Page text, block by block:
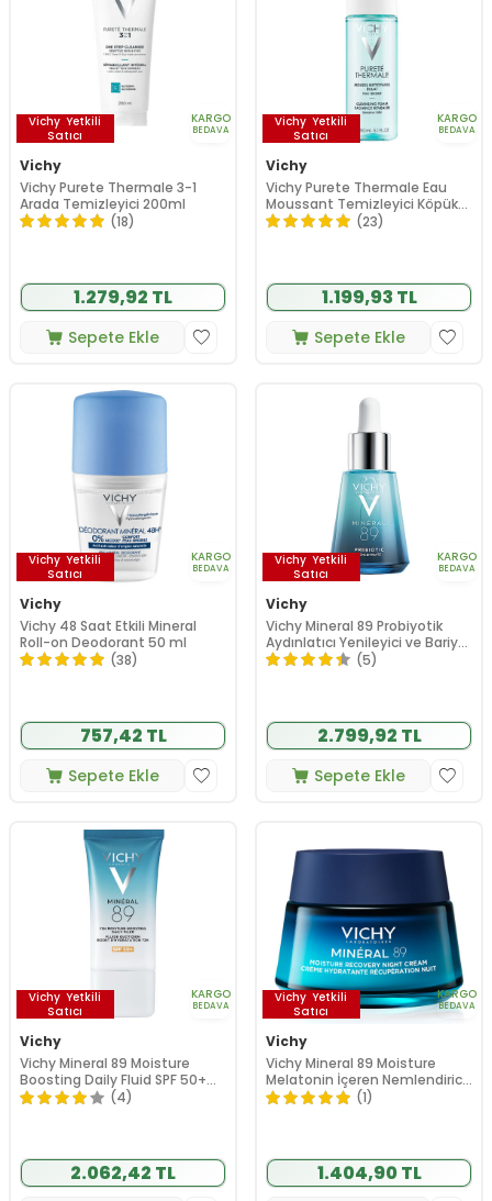
Vichy Yetkili
Satıcı
KARGO
BEDAVA
Vichy
Vichy Purete Thermale 3-1
Arada Temizleyici 200ml
(18)
1.279,92 TL
Sepete Ekle
Vichy Yetkili
Satıcı
KARGO
BEDAVA
Vichy
Vichy Purete Thermale Eau
Moussant Temizleyici Köpük
150ml
(23)
1.199,93 TL
Sepete Ekle
Vichy Yetkili
Satıcı
KARGO
BEDAVA
Vichy
Vichy 48 Saat Etkili Mineral
Roll-on Deodorant 50 ml
(38)
757,42 TL
Sepete Ekle
Vichy Yetkili
Satıcı
KARGO
BEDAVA
Vichy
Vichy Mineral 89 Probiyotik
Aydınlatıcı Yenileyici ve Bariyer
Onarıcı Serum 30 ml
(5)
2.799,92 TL
Sepete Ekle
Vichy Yetkili
Satıcı
KARGO
BEDAVA
Vichy
Vichy Mineral 89 Moisture
Boosting Daily Fluid SPF 50+
50 ml
(4)
2.062,42 TL
Vichy Yetkili
Satıcı
KARGO
BEDAVA
Vichy
Vichy Mineral 89 Moisture
Melatonin İçeren Nemlendirici
Gece Kremi 50 ml
(1)
1.404,90 TL